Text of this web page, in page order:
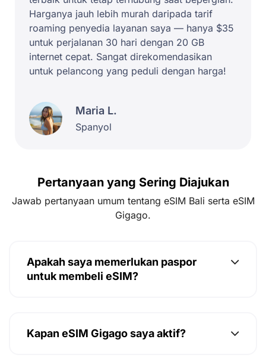
Harganya jauh lebih murah daripada tarif
roaming penyedia layanan saya — hanya $35
untuk perjalanan 30 hari dengan 20 GB
internet cepat. Sangat direkomendasikan
untuk pelancong yang peduli dengan harga!
Maria L.
Spanyol
Pertanyaan yang Sering Diajukan
Jawab pertanyaan umum tentang eSIM Bali serta eSIM
Gigago.
Apakah saya memerlukan paspor
untuk membeli eSIM?
Kapan eSIM Gigago saya aktif?